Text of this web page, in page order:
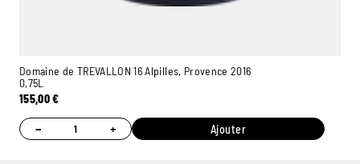
Domaine de TREVALLON 16 Alpilles, Provence 2016
0,75L
155,00€
− + Ajouter